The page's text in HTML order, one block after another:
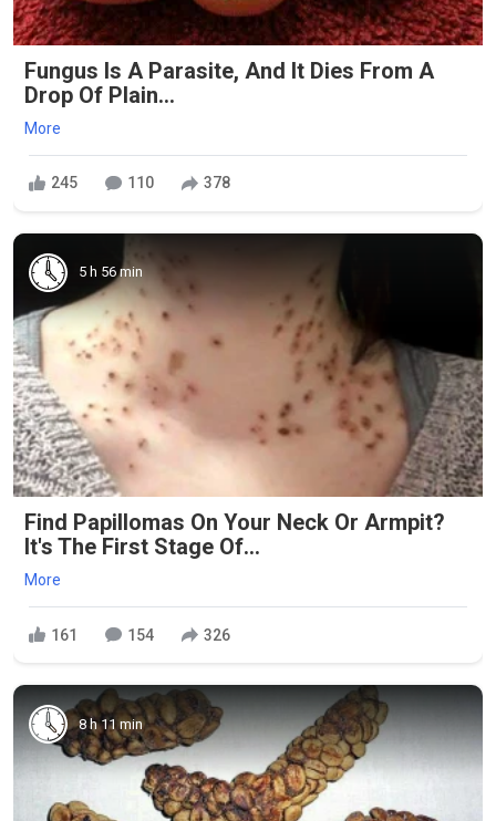
Fungus Is A Parasite, And It Dies From A
Drop Of Plain...
More
245 110 378
5 h 56 min
Find Papillomas On Your Neck Or Armpit?
It's The First Stage Of...
More
161 154 326
8 h 11 min